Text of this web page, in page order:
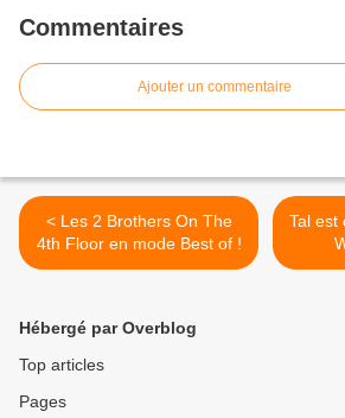
Commentaires
Ajouter un commentaire
< Les 2 Brothers On The
4th Floor en mode Best of !
Tal est
Hébergé par Overblog
Top articles
Pages